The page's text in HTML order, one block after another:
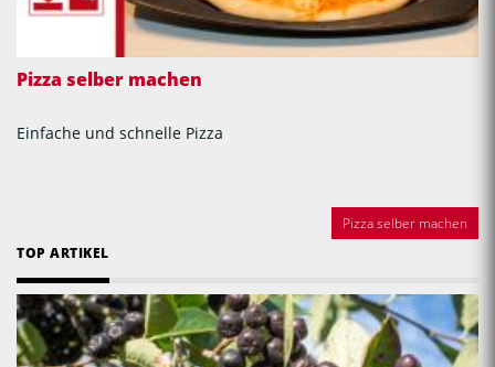
Pizza selber machen
Einfache und schnelle Pizza
Pizza selber machen
TOP ARTIKEL